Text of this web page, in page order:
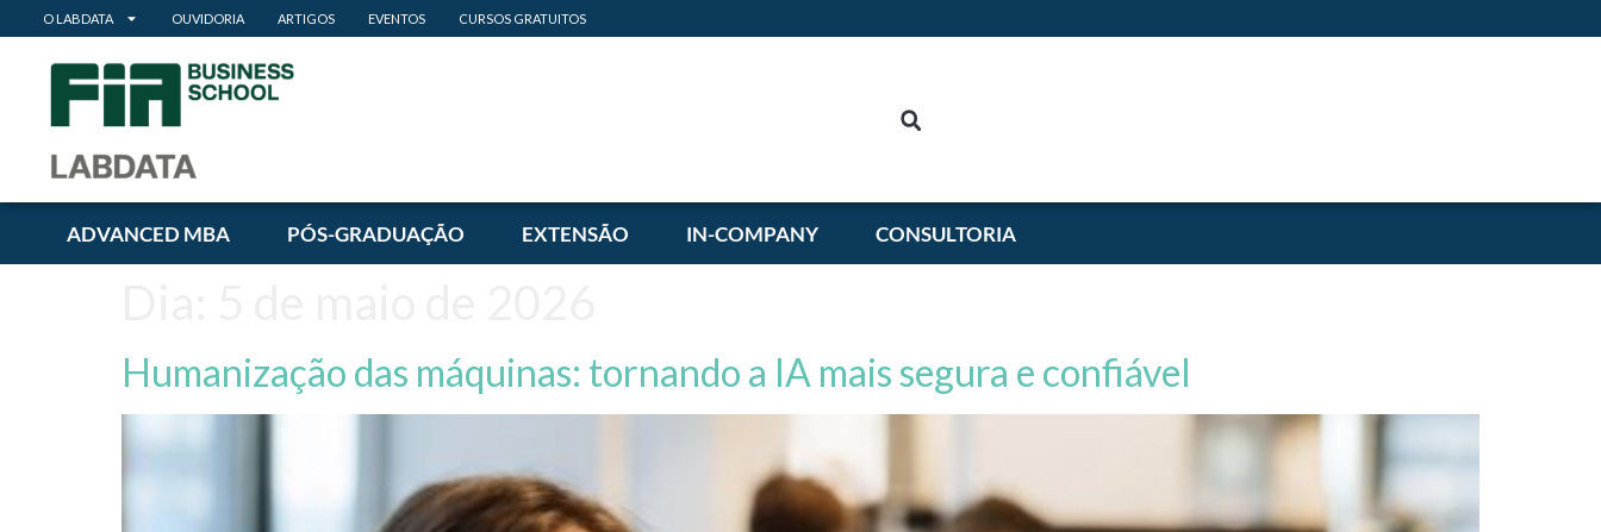
O LABDATA OUVIDORIA ARTIGOS EVENTOS CURSOS GRATUITOS
ADVANCED MBA PÓS-GRADUAÇÃO EXTENSÃO IN-COMPANY CONSULTORIA
Humanização das máquinas: tornando a IA mais segura e confiável